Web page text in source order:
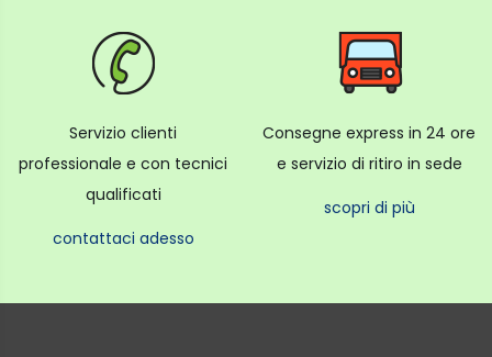
Uscita cuffie No
HDCP Sì
Audio
Potenza audio (Watts) 10W (5W + 5W)
Caratteristiche
Servizio clienti
professionale e con tecnici
qualificati
contattaci adesso
Consegne express in 24 ore
e servizio di ritiro in sede
scopri di più